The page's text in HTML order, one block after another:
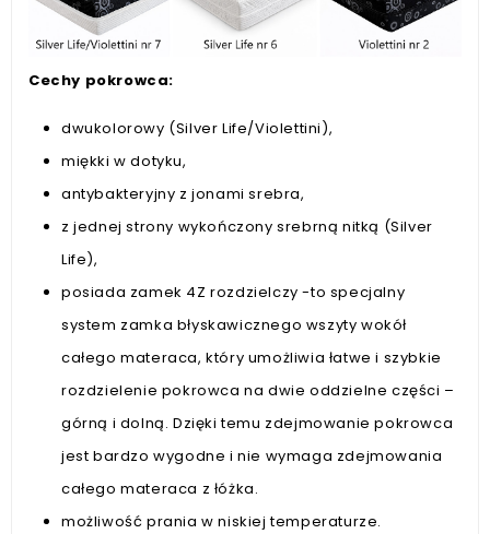
Cechy pokrowca:
dwukolorowy (Silver Life/Violettini),
miękki w dotyku,
antybakteryjny z jonami srebra,
z jednej strony wykończony srebrną nitką (Silver
Life),
posiada zamek 4Z rozdzielczy -to specjalny
system zamka błyskawicznego wszyty wokół
całego materaca, który umożliwia łatwe i szybkie
rozdzielenie pokrowca na dwie oddzielne części –
górną i dolną. Dzięki temu zdejmowanie pokrowca
jest bardzo wygodne i nie wymaga zdejmowania
całego materaca z łóżka.
możliwość prania w niskiej temperaturze.